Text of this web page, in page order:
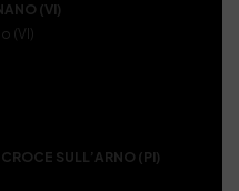
(VI)
(VI)
SULL’ARNO (PI)